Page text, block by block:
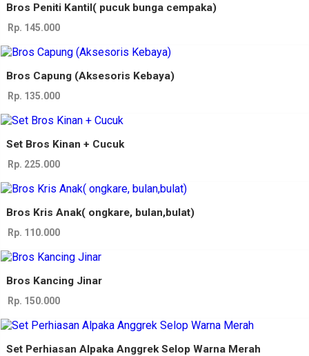
Bros Peniti Kantil( pucuk bunga cempaka)
Rp. 145.000
Bros Capung (Aksesoris Kebaya)
Rp. 135.000
Set Bros Kinan + Cucuk
Rp. 225.000
Bros Kris Anak( ongkare, bulan,bulat)
Rp. 110.000
Bros Kancing Jinar
Rp. 150.000
Set Perhiasan Alpaka Anggrek Selop Warna Merah